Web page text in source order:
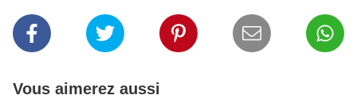
Vous aimerez aussi